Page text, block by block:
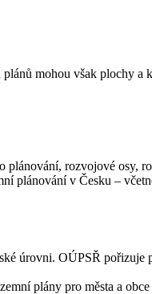
mohou však plochy
rozvojové osy,
plánování v Česku –
úrovni. OÚPSŘ pořizuje
plány pro města a